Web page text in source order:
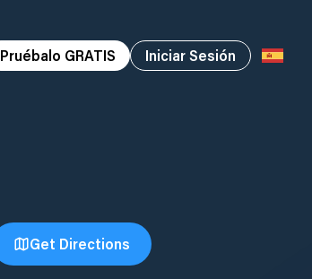
Pruébalo GRATIS Iniciar Sesión
Get Directions